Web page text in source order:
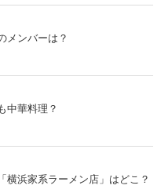
メンバーは？
中華料理？
横浜家系ラーメン店」はどこ？